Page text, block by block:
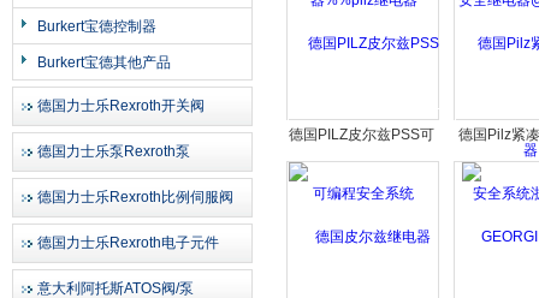
Burkert宝德控制器
Burkert宝德其他产品
德国力士乐Rexroth开关阀
德国力士乐泵Rexroth泵
德国力士乐Rexroth比例伺服阀
德国力士乐Rexroth电子元件
意大利阿托斯ATOS阀/泵
德国PILZ皮尔兹PSS可
编程安全系统
德国Pilz紧
全系统